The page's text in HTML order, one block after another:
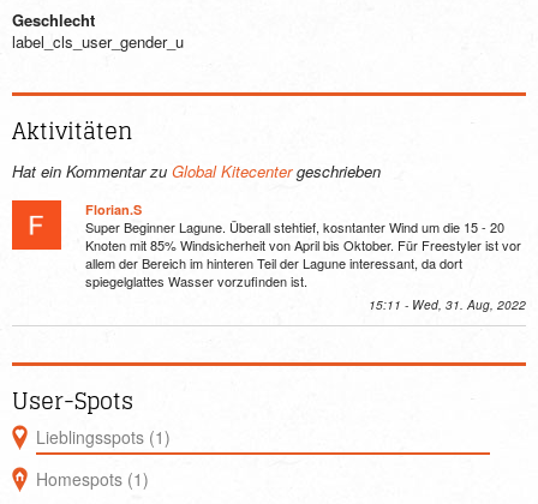
Geschlecht
label_cls_user_gender_u
Aktivitäten
Hat ein Kommentar zu Global Kitecentergeschrieben
Florian.S
Super Beginner Lagune. Überall stehtief, kosntanter Wind um die 15 - 20
Knoten mit 85% Windsicherheit von April bis Oktober. Für Freestyler ist vor
allem der Bereich im hinteren Teil der Lagune interessant, da dort
spiegelglattes Wasser vorzufinden ist.
15:11 - Wed, 31. Aug, 2022
User-Spots
Lieblingsspots (1)
Homespots (1)